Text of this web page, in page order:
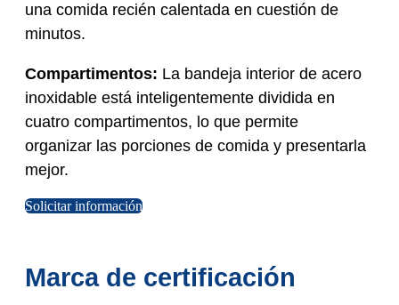
una comida recién calentada en cuestión de
minutos.
Compartimentos: La bandeja interior de acero
inoxidable está inteligentemente dividida en
cuatro compartimentos, lo que permite
organizar las porciones de comida y presentarla
mejor.
Solicitar información
Marca de certificación